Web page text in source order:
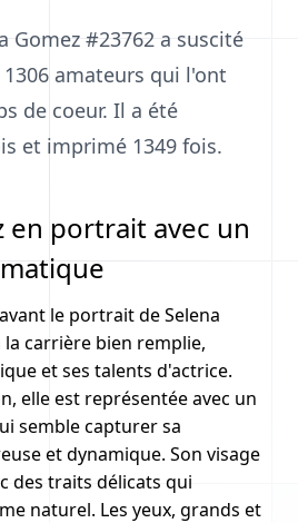
Gomez #23762 a suscité
amateurs qui l'ont
de coeur. Il a été
et imprimé 1349 fois.
en portrait avec un
le portrait de Selena
carrière bien remplie,
et ses talents d'actrice.
elle est représentée avec un
semble capturer sa
et dynamique. Son visage
des traits délicats qui
naturel. Les yeux, grands et